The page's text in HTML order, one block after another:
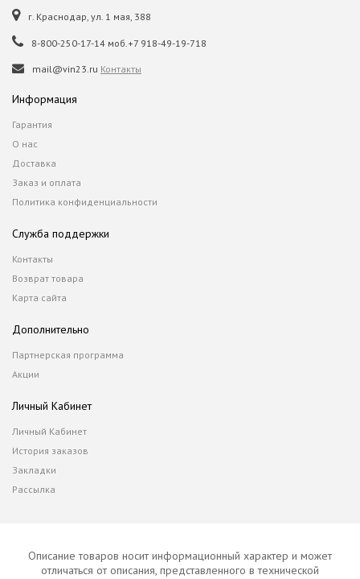
г. Краснодар, ул. 1 мая, 388
8-800-250-17-14 моб.+7 918-49-19-718
mail@vin23.ru Контакты
Информация
Гарантия
О нас
Доставка
Заказ и оплата
Политика конфиденциальности
Служба поддержки
Контакты
Возврат товара
Карта сайта
Дополнительно
Партнерская программа
Акции
Личный Кабинет
Личный Кабинет
История заказов
Закладки
Рассылка
Описание товаров носит информационный характер и может
отличаться от описания, представленного в технической